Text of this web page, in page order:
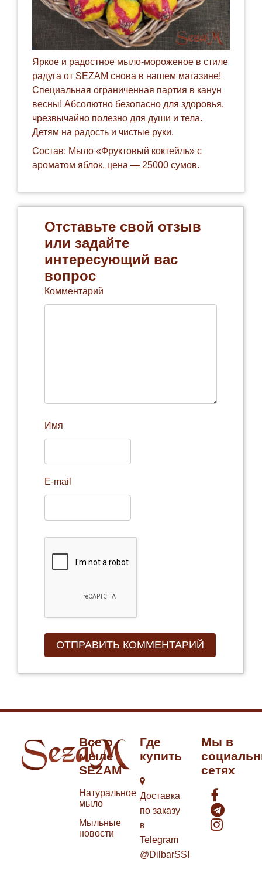
Яркое и радостное мыло-мороженое в стиле
радуга от SEZAM снова в нашем магазине!
Специальная ограниченная партия в канун
весны! Абсолютно безопасно для здоровья,
чрезвычайно полезно для души и тела.
Детям на радость и чистые руки.
Состав: Мыло «Фруктовый коктейль» с
ароматом яблок, цена — 25000 сумов.
Отставьте свой отзыв
или задайте
интересующий вас
вопрос
Комментарий
Имя
E-mail
Все о
мыле
SEZAM
Натуральное
мыло
Мыльные
новости
Где
купить
Доставка
по заказу
в
Telegram
@DilbarSSI
Мы в
сетях